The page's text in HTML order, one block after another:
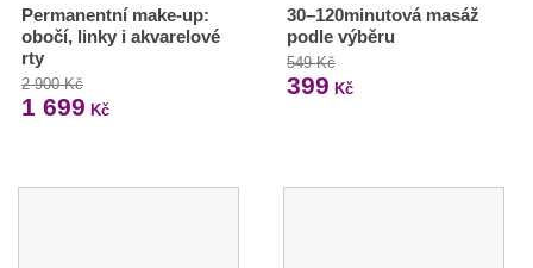
Permanentní make-up:
obočí, linky i akvarelové
rty
2 900 Kč
1 699 Kč
30–120minutová masáž
podle výběru
549 Kč
399 Kč